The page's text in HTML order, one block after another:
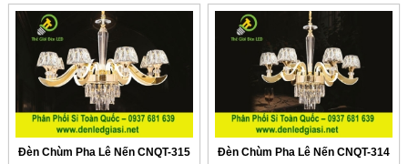
Đèn Chùm Pha Lê Nến CNQT-315
Đèn Chùm Pha Lê Nến CNQT-314